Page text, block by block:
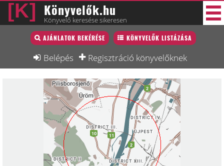
Könyvelők.hu
Könyvelő keresése sikeresen
AJÁNLATOK BEKÉRÉSE KÖNYVELŐK LISTÁZÁSA
Belépés Regisztráció könyvelőknek
Könyvelő lista
Könyvelési munkák
Képzésnaptár